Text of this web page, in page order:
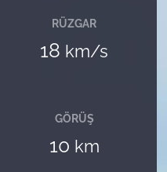
RÜZGAR
18 km/s
GÖRÜŞ
10 km